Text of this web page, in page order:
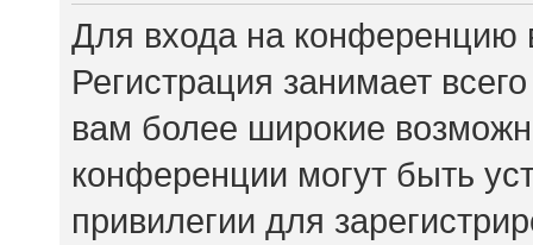
Для входа на конференцию
Регистрация занимает
вам более широкие
конференции могут быть
привилегии для